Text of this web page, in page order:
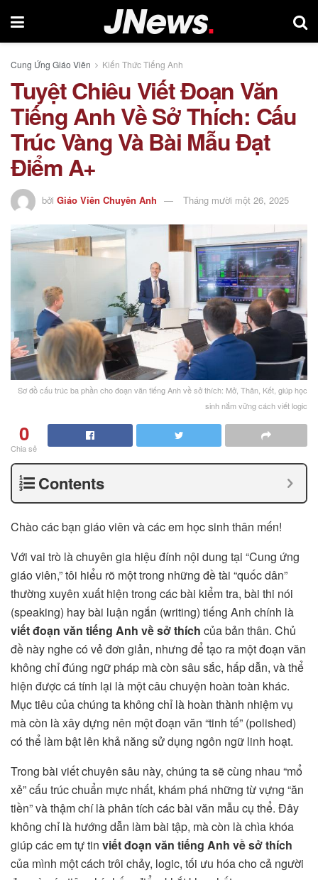
Cung Ứng Giáo Viên Kiến Thức Tiếng Anh
Tuyệt Chiêu Viết Đoạn Văn
Tiếng Anh Về Sở Thích: Cấu
Trúc Vàng Và Bài Mẫu Đạt
Điểm A+
bởi Giáo Viên Chuyên Anh Tháng mười một 26, 2025
Sơ đồ cấu trúc ba phần cho đoạn văn tiếng Anh về sở thích: Mở, Thân, Kết, giúp học
sinh nắm vững cách viết logic
0
Chia sẻ
Contents
Chào các bạn giáo viên và các em học sinh thân mến!
Với vai trò là chuyên gia hiệu đính nội dung tại “Cung ứng
giáo viên,” tôi hiểu rõ một trong những đề tài “quốc dân”
thường xuyên xuất hiện trong các bài kiểm tra, bài thi nói
(speaking) hay bài luận ngắn (writing) tiếng Anh chính là
viết đoạn văn tiếng Anh về sở thích của bản thân. Chủ
đề này nghe có vẻ đơn giản, nhưng để tạo ra một đoạn văn
không chỉ đúng ngữ pháp mà còn sâu sắc, hấp dẫn, và thể
hiện được cá tính lại là một câu chuyện hoàn toàn khác.
Mục tiêu của chúng ta không chỉ là hoàn thành nhiệm vụ
mà còn là xây dựng nên một đoạn văn “tinh tế” (polished)
có thể làm bật lên khả năng sử dụng ngôn ngữ linh hoạt.
Trong bài viết chuyên sâu này, chúng ta sẽ cùng nhau “mổ
xẻ” cấu trúc chuẩn mực nhất, khám phá những từ vựng “ăn
tiền” và thậm chí là phân tích các bài văn mẫu cụ thể. Đây
không chỉ là hướng dẫn làm bài tập, mà còn là chìa khóa
giúp các em tự tin viết đoạn văn tiếng Anh về sở thích
của mình một cách trôi chảy, logic, tối ưu hóa cho cả người